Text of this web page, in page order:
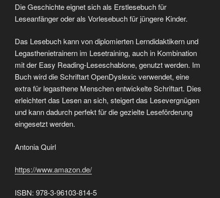
Die Geschichte eignet sich als Erstlesebuch für
Leseanfänger oder als Vorlesebuch für jüngere Kinder.
Das Lesebuch kann von diplomierten Lerndidaktikern und
Legasthenietrainern im Lesetraining, auch in Kombination
mit der Easy Reading-Leseschablone, genutzt werden. Im
Buch wird die Schriftart OpenDyslexic verwendet, eine
extra für legasthene Menschen entwickelte Schriftart. Dies
erleichtert das Lesen an sich, steigert das Lesevergnügen
und kann dadurch perfekt für die gezielte Leseförderung
eingesetzt werden.
Antonia Quirl
https://www.amazon.de/
ISBN: 978-3-96103-814-5